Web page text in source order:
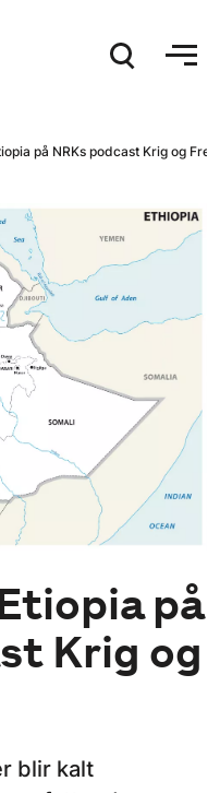
på NRKs podcast Krig og Fred
på
Krig og
blir kalt